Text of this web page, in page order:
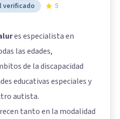
verificado 5
es especialista en
las edades,
de la discapacidad
educativas especiales y
autista.
tanto en la modalidad